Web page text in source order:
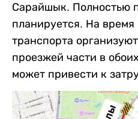
Сарайшык. Полностью
планируется. На
транспорта
проезжей части в
может привести к